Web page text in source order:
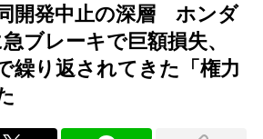
開発中止の深層 ホンダ
ブレーキで巨額損失、
繰り返されてきた「権力